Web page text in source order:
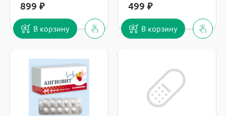
899
В корзину
499
В корзину